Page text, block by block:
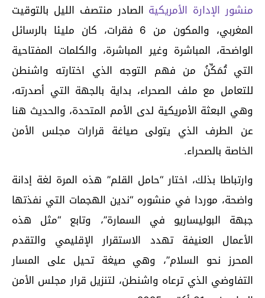
منشور الإدارة الأمريكية الصادر منتصف الليل بالتوقيت
المغربي، والمكون من 6 فقرات، كان مليئا بالرسائل
الواضحة، المباشرة وغير المباشرة، والكلمات المفتاحية
التي تُمَكِّنُ من فهم التوجه الذي اختارته واشنطن
للتعامل مع ملف الصحراء، بداية بالجهة التي أصدرته،
وهي البعثة الأمريكية لدى الأمم المتحدة، والحديث هنا
عن الطرف الذي يتولى صياغة قرارات مجلس الأمن
الخاصة بالصحراء.
وارتباطا بذلك، اختار “حامل القلم” هذه المرة لغة إدانة
واضحة، موردا في منشوره “ندين الهجمات التي نفذتها
جبهة البوليساريو في السمارة”، وتابع “مثل هذه
الأعمال العنيفة تهدد الاستقرار الإقليمي والتقدم
المحرز نحو السلام”، وهي صيغة تحيل على المسار
التفاوضي الذي ترعاه واشنطن، لتنزيل قرار مجلس الأمن